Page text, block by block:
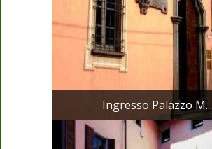
Ingresso Palazzo M...